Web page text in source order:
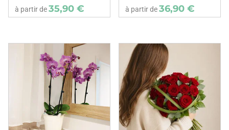
à partir de35,90 € à partir de36,90 €